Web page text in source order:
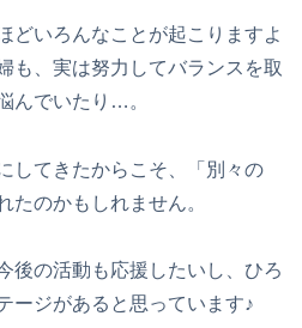
どいろんなことが起こりますよ
も、実は努力してバランスを取
んでいたり…。
してきたからこそ、「別々の
たのかもしれません。
後の活動も応援したいし、ひろ
ージがあると思っています♪